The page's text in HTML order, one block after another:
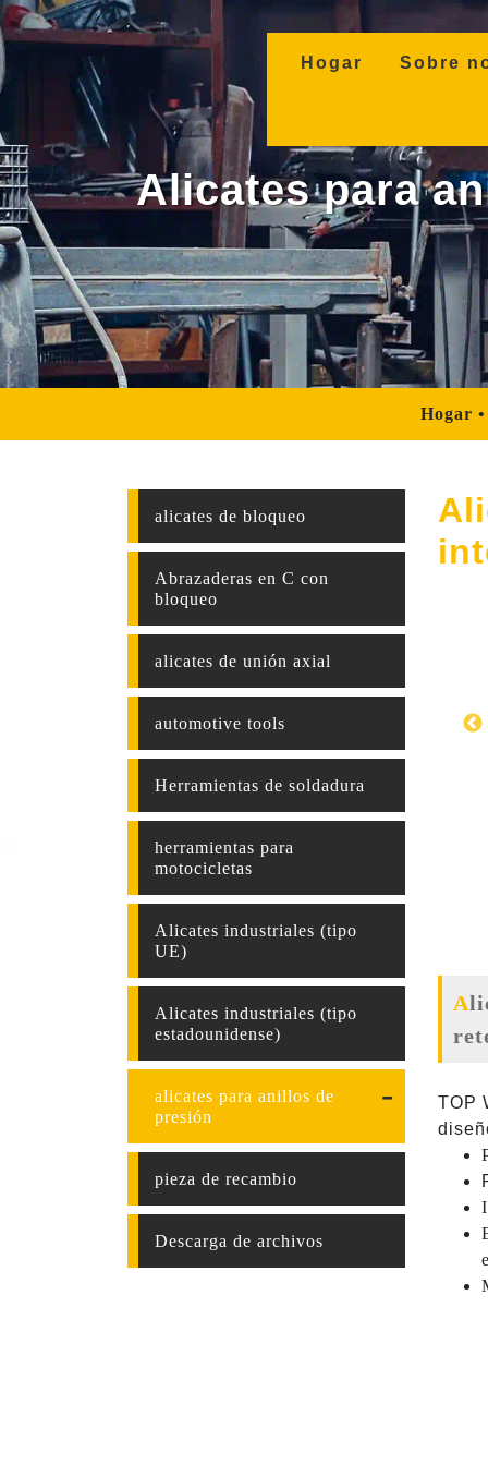
Hogar (current)
Sobre
Alicates para
Hogar
alicates de bloqueo
Abrazaderas en C con
bloqueo
alicates de unión axial
automotive tools
Herramientas de soldadura
herramientas para
motocicletas
Alicates industriales (tipo
UE)
Alicates industriales (tipo
estadounidense)
alicates para anillos de
presión
pieza de recambio
Descarga de archivos
Alicates para anillos de retención rectos (anillo interno) (alicates para anillos de
TOP